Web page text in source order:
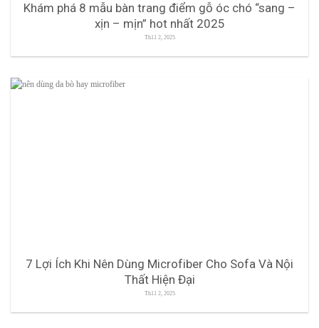
Khám phá 8 mẫu bàn trang điểm gỗ óc chó “sang –
xịn – mịn” hot nhất 2025
Th11 2, 2025
7 Lợi Ích Khi Nên Dùng Microfiber Cho Sofa Và Nội
Thất Hiện Đại
Th11 2, 2025